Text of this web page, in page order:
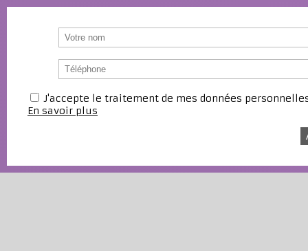
J'accepte le traitement de mes données
En savoir plus